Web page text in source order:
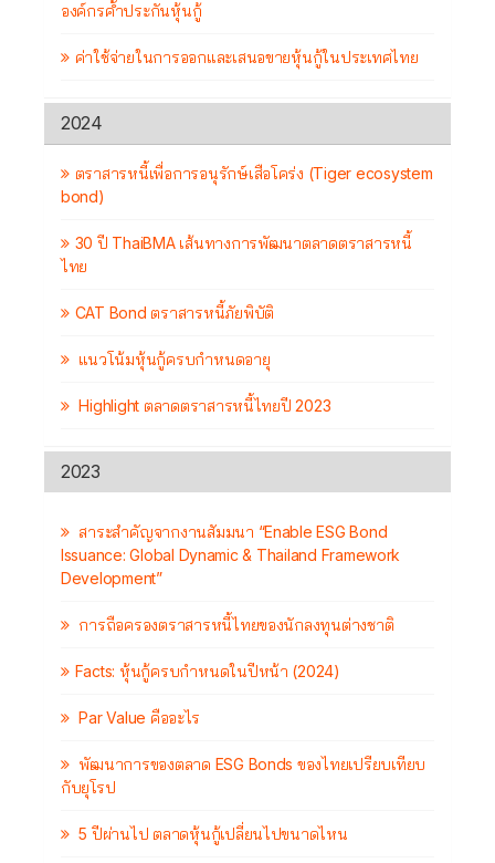
องค์กรค้ำประกันหุ้นกู้
ค่าใช้จ่ายในการออกและเสนอขายหุ้นกู้ในประเทศไทย
2024
ตราสารหนี้เพื่อการอนุรักษ์เสือโคร่ง (Tiger ecosystem
bond)
30 ปี ThaiBMA เส้นทางการพัฒนาตลาดตราสารหนี้
ไทย
CAT Bond ตราสารหนี้ภัยพิบัติ
แนวโน้มหุ้นกู้ครบกำหนดอายุ
Highlight ตลาดตราสารหนี้ไทยปี 2023
2023
สาระสำคัญจากงานสัมมนา “Enable ESG Bond
Issuance: Global Dynamic & Thailand Framework
Development”
การถือครองตราสารหนี้ไทยของนักลงทุนต่างชาติ
Facts: หุ้นกู้ครบกำหนดในปีหน้า (2024)
Par Value คืออะไร
พัฒนาการของตลาด ESG Bonds ของไทยเปรียบเทียบ
กับยุโรป
5 ปีผ่านไป ตลาดหุ้นกู้เปลี่ยนไปขนาดไหน